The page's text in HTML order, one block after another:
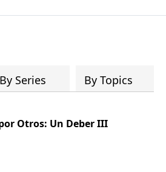
By Series By Topics
Otros: Un Deber III